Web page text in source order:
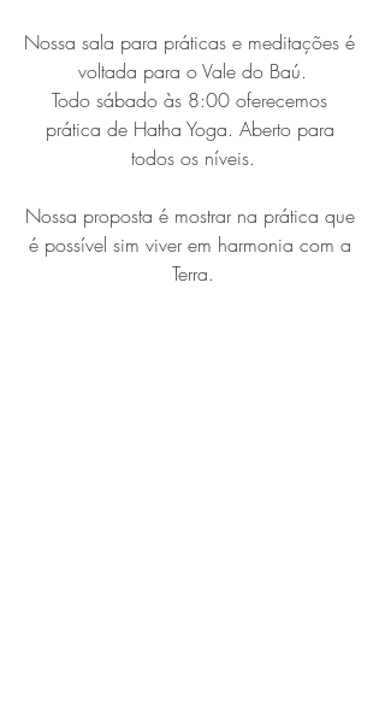
Nossa sala para práticas e meditações é
voltada para o Vale do Baú.
Todo sábado às 8:00 oferecemos
prática de Hatha Yoga. Aberto para
todos os níveis.
Nossa proposta é mostrar na prática que
é possível sim viver em harmonia com a
Terra.